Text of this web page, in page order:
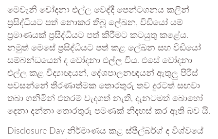
මෙවැනි චෝදනා එල්ල වෙද්දී පෙන්ටගනය කලින්
ප්‍රසිද්ධියට පත් නොකර තිබූ ලේඛන, විඩියෝ යම්
ප්‍රමාණයක් ප්‍රසිද්ධියට පත් කිරීමට කටයුතු කළේය.
නමුත් මෙසේ ප්‍රසිද්ධියට පත් කළ ලේඛන සහ විඩියෝ
සම්බන්ධයෙන් ද චෝදනා එල්ල විය. එසේ චෝදනා
එල්ල කළ විද්‍යාඥයන්, දේශපාලනඥයන් ඇතුලු පිරිස්
පවසන්නේ තීරණාත්මක තොරතුරු තව දුරටත් සඟවා
තබා ගනිමින් එතරම් වැදගත් නැති, දැනටමත් බොහෝ
දෙනා දන්නා තොරතුරු පමණක් නිදහස් කර ඇති බව යි.
Disclosure Day නිර්මාණය කළ ස්පීල්බර්ග් ද විශ්වයේ